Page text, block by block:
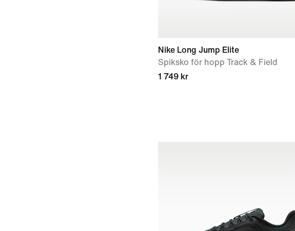
Nike Long Jump Elite
Spiksko för hopp Track & Field
1 749 kr